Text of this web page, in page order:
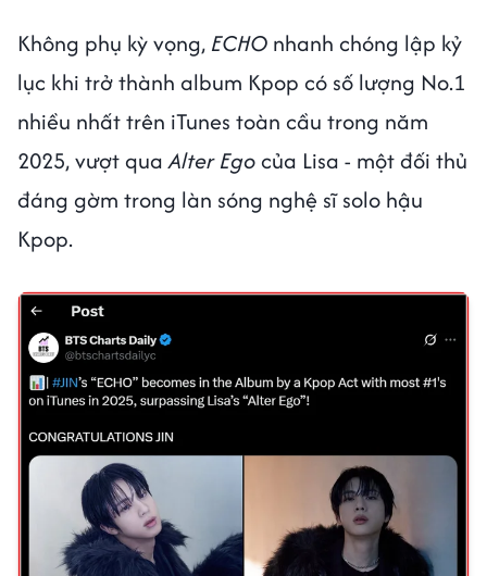
Không phụ kỳ vọng, ECHO nhanh chóng lập kỷ
lục khi trở thành album Kpop có số lượng No.1
nhiều nhất trên iTunes toàn cầu trong năm
2025, vượt quaAlter Egocủa Lisa - một đối thủ
đáng gờm trong làn sóng nghệ sĩ solo hậu
Kpop.